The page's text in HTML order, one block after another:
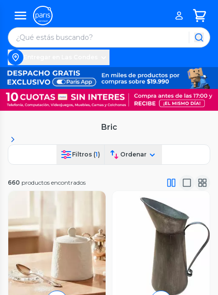
Bric
Filtros (1) Ordenar
660 productos encontrados